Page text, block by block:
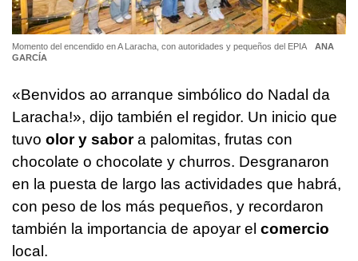
Momento del encendido en A Laracha, con autoridades y pequeños del EPIA
ANA
GARCÍA
«Benvidos ao arranque simbólico do Nadal da
Laracha!», dijo también el regidor. Un inicio que
tuvo olor y sabora palomitas, frutas con
chocolate o chocolate y churros. Desgranaron
en la puesta de largo las actividades que habrá,
con peso de los más pequeños, y recordaron
también la importancia de apoyar el comercio
local.